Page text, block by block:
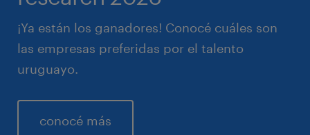
¡Ya están los ganadores! Conocé cuáles son
las empresas preferidas por el talento
uruguayo.
conocé más